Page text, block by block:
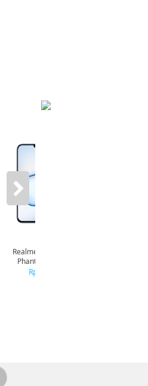
Realme P4X 4/128GB -
Phantom Navy Blue
Rp 2.599.000